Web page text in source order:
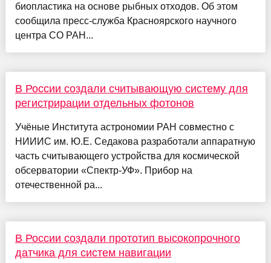
биопластика на основе рыбных отходов. Об этом
сообщила пресс-служба Красноярского научного
центра СО РАН...
В России создали считывающую систему для
регистрирации отдельных фотонов
Учёные Института астрономии РАН совместно с
НИИИС им. Ю.Е. Седакова разработали аппаратную
часть считывающего устройства для космической
обсерватории «Спектр-УФ». Прибор на
отечественной ра...
В России создали прототип высокопрочного
датчика для систем навигации